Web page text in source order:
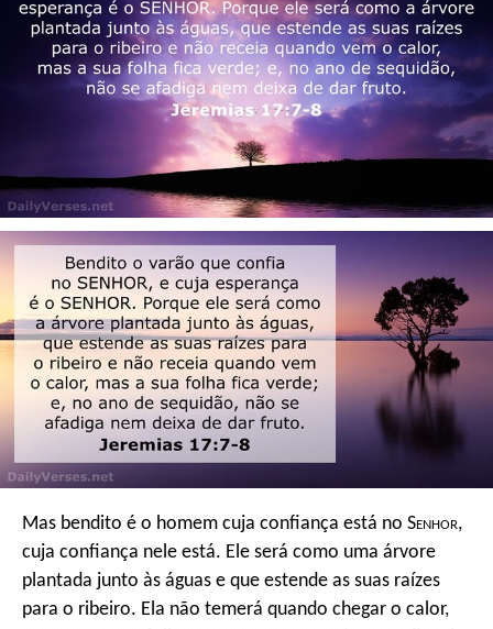
Mas bendito é o homem cuja confiança está no Senhor,
cuja confiança nele está. Ele será como uma árvore
plantada junto às águas e que estende as suas raízes
para o ribeiro. Ela não temerá quando chegar o calor,